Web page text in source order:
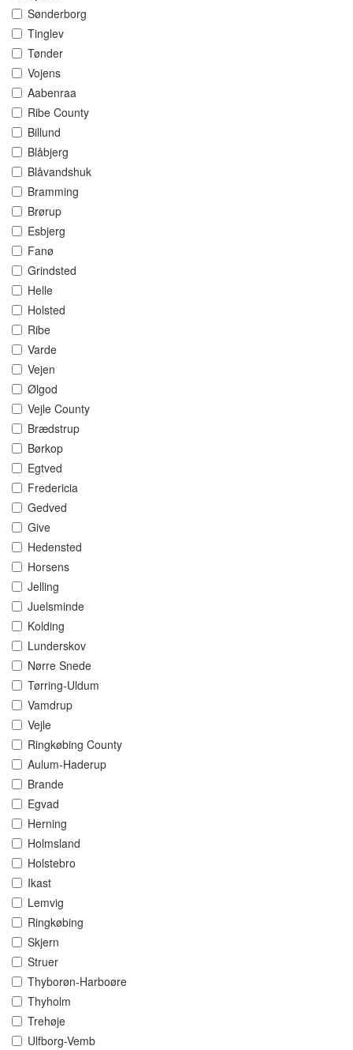
Sønderborg
Tinglev
Tønder
Vojens
Aabenraa
Ribe County
Billund
Blåbjerg
Blåvandshuk
Bramming
Brørup
Esbjerg
Fanø
Grindsted
Helle
Holsted
Ribe
Varde
Vejen
Ølgod
Vejle County
Brædstrup
Børkop
Egtved
Fredericia
Gedved
Give
Hedensted
Horsens
Jelling
Juelsminde
Kolding
Lunderskov
Nørre Snede
Tørring-Uldum
Vamdrup
Vejle
Ringkøbing County
Aulum-Haderup
Brande
Egvad
Herning
Holmsland
Holstebro
Ikast
Lemvig
Ringkøbing
Skjern
Struer
Thyborøn-Harboøre
Thyholm
Trehøje
Ulfborg-Vemb